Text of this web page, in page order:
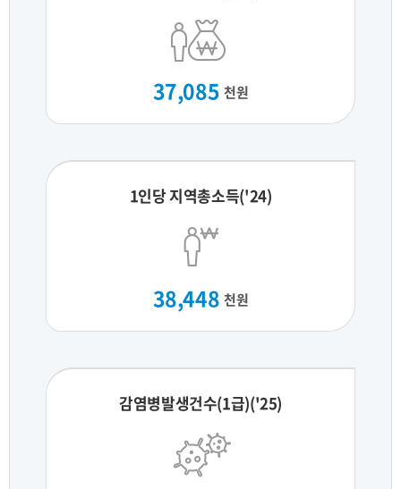
37,085 천원
1인당 지역총소득('24)
38,448 천원
감염병발생건수(1급)('25)